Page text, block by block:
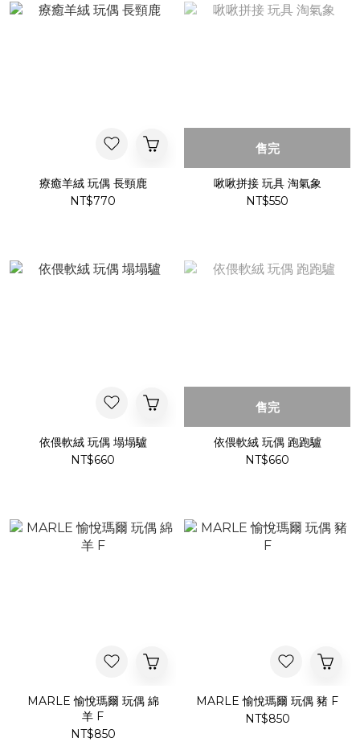
療癒羊絨 玩偶 長頸鹿
NT$770
售完
啾啾拼接 玩具 淘氣象
NT$550
依偎軟絨 玩偶 塌塌驢
NT$660
售完
依偎軟絨 玩偶 跑跑驢
NT$660
MARLE 愉悅瑪爾 玩偶 綿
羊 F
NT$850
MARLE 愉悅瑪爾 玩偶 豬 F
NT$850